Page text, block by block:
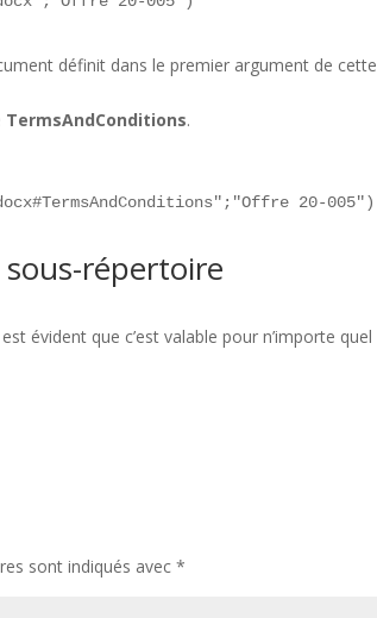
définit dans le premier argument de cette
TermsAndConditions.
20-005")
répertoire
évident que c’est valable pour n’importe quel
sont indiqués avec*